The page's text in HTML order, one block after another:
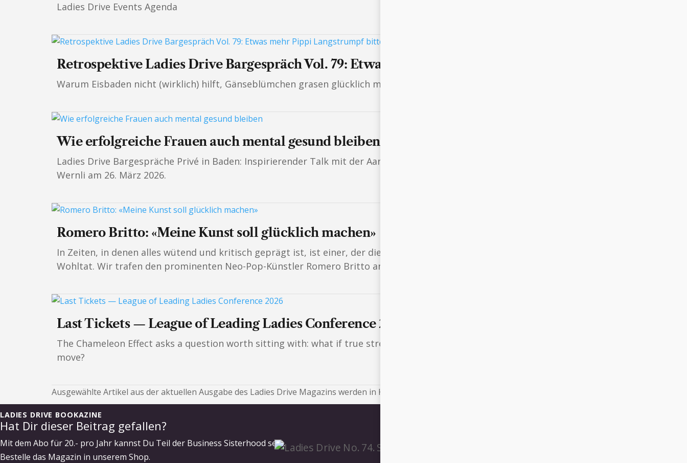
Ladies Drive Events Agenda
Retrospektive Ladies Drive Bargespräch Vol. 79: Etwas mehr Pippi Langstrumpf bitte!
Warum Eisbaden nicht (wirklich) hilft, Gänseblümchen grasen glücklich macht und wie man Gehirnschmelze verhindern kann.
Wie erfolgreiche Frauen auch mental gesund bleiben
Ladies Drive Bargespräche Privé in Baden: Inspirierender Talk mit der Aargauer Radiomoderatorin sowie Podcasterin Judith
Wernli am 26. März 2026.
Romero Britto: «Meine Kunst soll glücklich machen»
In Zeiten, in denen alles wütend und kritisch geprägt ist, ist einer, der die Menschen einfach nur glücklich machen will, eine
Wohltat. Wir trafen den prominenten Neo-Pop-Künstler Romero Britto anlässlich seiner Vernissage in Zürich im Efficiency Club.
Last Tickets — League of Leading Ladies Conference 2026
The Chameleon Effect asks a question worth sitting with: what if true strength lies not in holding firm, but in knowing when to
move?
Ausgewählte Artikel aus der aktuellen Ausgabe des Ladies Drive Magazins werden in Kürze veröffentlicht.
LADIES DRIVE BOOKAZINE
Hat Dir dieser Beitrag gefallen?
Mit dem Abo für 20.- pro Jahr kannst Du Teil der Business Sisterhood sein.
Bestelle das Magazin in unserem Shop.